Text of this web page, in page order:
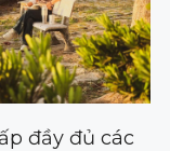
đầy đủ các